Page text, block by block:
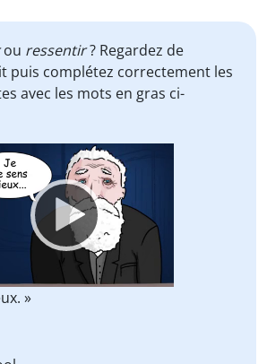
ou ressentir? Regardez de
puis complétez correctement les
avec les mots en gras ci-
»